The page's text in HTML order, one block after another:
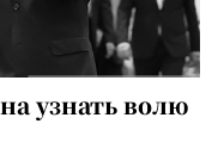
узнать волю